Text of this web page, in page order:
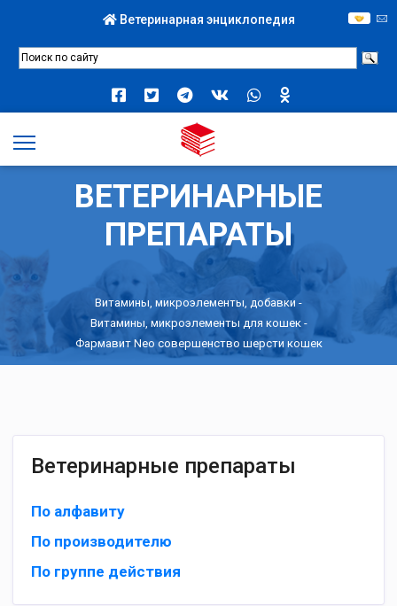
Ветеринарная энциклопедия
ВЕТЕРИНАРНЫЕ
ПРЕПАРАТЫ
Витамины, микроэлементы, добавки -
Витамины, микроэлементы для кошек-
Фармавит Neo совершенство шерсти кошек
Ветеринарные препараты
По алфавиту
По производителю
По группе действия